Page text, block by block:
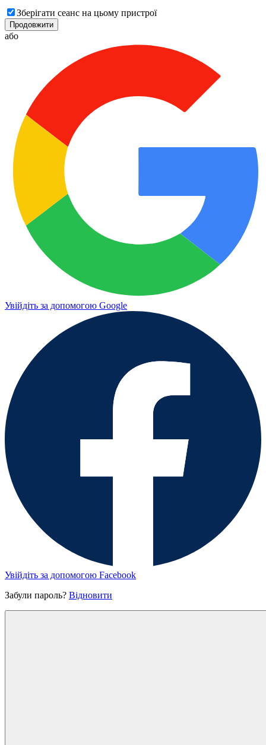
Зберігати сеанс на цьому пристрої
Продовжити
або
Увійдіть за допомогою Google
Увійдіть за допомогою Facebook
Забули пароль? Відновити